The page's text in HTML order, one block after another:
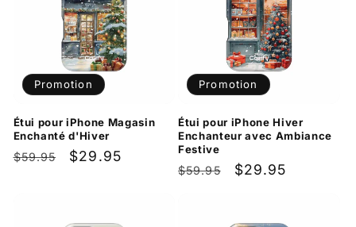
Promotion
Étui pour iPhone Magasin
Enchanté d'Hiver
Prix
$59.95
Prix
$29.95
Promotion
Étui pour iPhone Hiver
Enchanteur avec Ambiance
Festive
Prix
$59.95
Prix
$29.95